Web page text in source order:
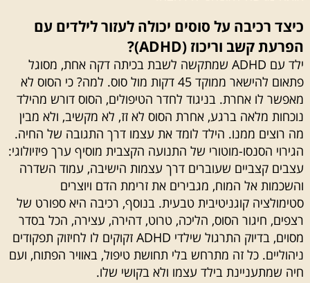
כיצד רכיבה על סוסים יכולה לעזור לילדים עם
הפרעת קשב וריכוז (ADHD)?
ילד עם ADHD שמתקשה לשבת בכיתה דקה אחת, מסוגל
פתאום להישאר ממוקד 45 דקות מול סוס. למה? כי הסוס לא
מאפשר לו אחרת. בניגוד לחדר הטיפולים, הסוס דורש מהילד
נוכחות מלאה ברגע, אחרת הסוס לא זז, לא מקשיב, ולא מבין
מה רוצים ממנו. הילד לומד את עצמו דרך התגובה של החיה.
הגירוי הסנסו-מוטורי של התנועה הקצבית מוסיף ערך פיזיולוגי:
עצבים קצביים שעוברים דרך עצמות הישיבה, עמוד השדרה
והשכמות אל המוח, מגבירים את זרימת הדם ויוצרים
סטימולציה קוגניטיבית טבעית. בנוסף, רכיבה היא ספורט של
רצפים, חיגור הסוס, הליכה, טרוט, דהירה, עצירה, הכל בסדר
מסוים, בדיוק התרגול שילדי ADHD זקוקים לו לחיזוק תפקודים
ניהוליים. כל זה מתרחש בלי תחושת טיפול, באוויר הפתוח, ועם
חיה שמתעניינת בילד עצמו ולא בקושי שלו.